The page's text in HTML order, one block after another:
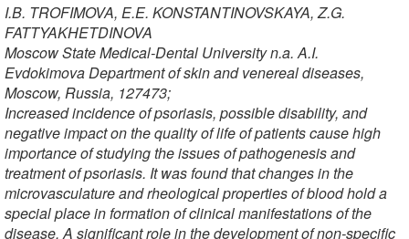
I.B. TROFIMOVA, E.E. KONSTANTINOVSKAYA, Z.G.
FATTYAKHETDINOVA
Moscow State Medical-Dental University n.a. A.I.
Evdokimova Department of skin and venereal diseases,
Moscow, Russia, 127473;
Increased incidence of psoriasis, possible disability, and
negative impact on the quality of life of patients cause high
importance of studying the issues of pathogenesis and
treatment of psoriasis. It was found that changes in the
microvasculature and rheological properties of blood hold a
special place in formation of clinical manifestations of the
disease. A significant role in the development of non-specific